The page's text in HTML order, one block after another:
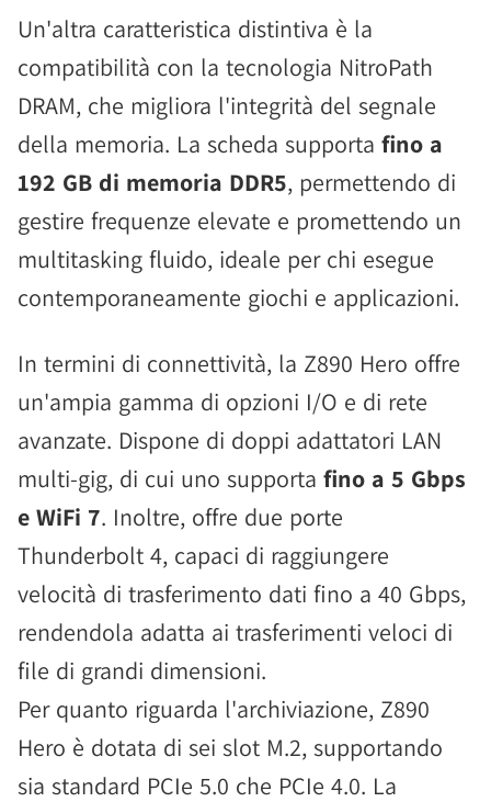
Un'altra caratteristica distintiva è la
compatibilità con la tecnologia NitroPath
DRAM, che migliora l'integrità del segnale
della memoria. La scheda supporta fino a
192 GB di memoria DDR5, permettendo di
gestire frequenze elevate e promettendo un
multitasking fluido, ideale per chi esegue
contemporaneamente giochi e applicazioni.
In termini di connettività, la Z890 Hero offre
un'ampia gamma di opzioni I/O e di rete
avanzate. Dispone di doppi adattatori LAN
multi-gig, di cui uno supporta fino a 5 Gbps
e WiFi 7. Inoltre, offre due porte
Thunderbolt 4, capaci di raggiungere
velocità di trasferimento dati fino a 40 Gbps,
rendendola adatta ai trasferimenti veloci di
file di grandi dimensioni.
Per quanto riguarda l'archiviazione, Z890
Hero è dotata di sei slot M.2, supportando
sia standard PCIe 5.0 che PCIe 4.0. La